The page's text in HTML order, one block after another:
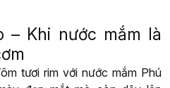
– Khi nước mắm là
tươi rim với nước mắm Phú